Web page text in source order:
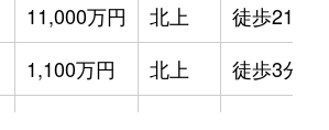
11,000万円 北上
徒歩21分
1,100万円 北上
徒歩3分